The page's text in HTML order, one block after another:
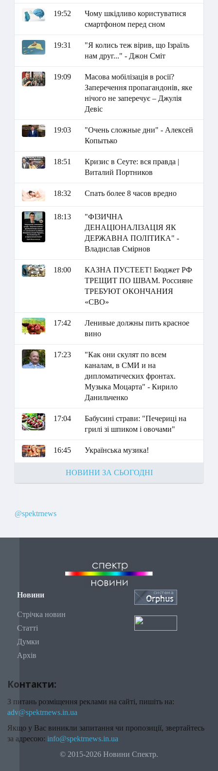
19:52
Чому шкідливо користуватися
смартфоном перед сном
19:31
"Я колись теж вірив, що Ізраїль
нам друг..." - Джон Сміт
19:09
Масова мобілізація в росії?
Заперечення пропагандонів, яке
нічого не заперечує – Джулія
Девіс
19:03
"Очень сложные дни" - Алексей
Копытько
18:51
Кризис в Сеуте: вся правда |
Виталий Портников
18:32 Спать более 8 часов вредно
18:13
"ФІЗИЧНА
ДЕНАЦІОНАЛІЗАЦІЯ ЯК
ДЕРЖАВНА ПОЛІТИКА" -
Владислав Смірнов
18:00
КАЗНА ПУСТЕЕТ! Бюджет РФ
ТРЕЩИТ ПО ШВАМ. Россияне
ТРЕБУЮТ ОКОНЧАНИЯ
«СВО»
17:42
Ленивые должны пить красное
вино
17:23
"Как они скулят по всем
каналам, в СМИ и на
дипломатических фронтах.
Музыка Моцарта" - Кирило
Данильченко
17:04
Бабусині страви: "Печериці на
грилі зі шпиком і овочами"
16:45 Українська музика!
НОВИНИ ЗА СЬОГОДНІ
@spektrnews
Новини
Стрічка новин
Статті
Думки
Архів
Контакти:
З питань розміщення реклами на сайті, пишіть на:
adv@spektrnews.in.ua
Якщо у Вас виникли запитання чи пропозиції, звертайтесь
за адресою: info@spektrnews.in.ua
© 2015-2026 Новини Спектр.